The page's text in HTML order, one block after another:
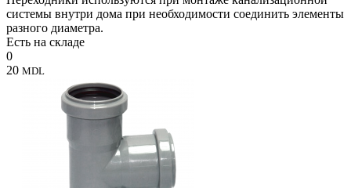
системы внутри дома при необходимости соединить элементы
разного диаметра.
Есть на складе
0
20 MDL